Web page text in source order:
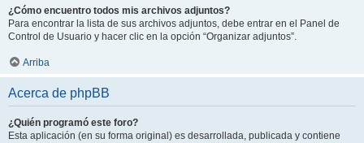
¿Cómo encuentro todos mis archivos adjuntos?
Para encontrar la lista de sus archivos adjuntos, debe entrar en el Panel de
Control de Usuario y hacer clic en la opción “Organizar adjuntos”.
Arriba
Acerca de phpBB
¿Quién programó este foro?
Esta aplicación (en su forma original) es desarrollada, publicada y contiene